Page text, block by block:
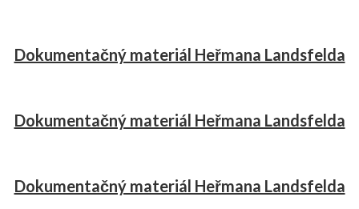
Dokumentačný materiál Heřmana Landsfelda
Dokumentačný materiál Heřmana Landsfelda
Dokumentačný materiál Heřmana Landsfelda